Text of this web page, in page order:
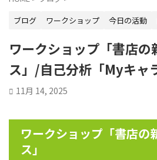
ブログ
ワークショップ 今日の活動
ワークショップ「書店の
ス」/自己分析「Myキャ
11月 14, 2025
ワークショップ「書店の
ス」